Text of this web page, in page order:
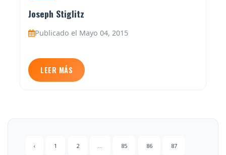
Joseph Stiglitz
Publicado el Mayo 04, 2015
LEER MÁS
‹ 1 2 ... 85 86 87